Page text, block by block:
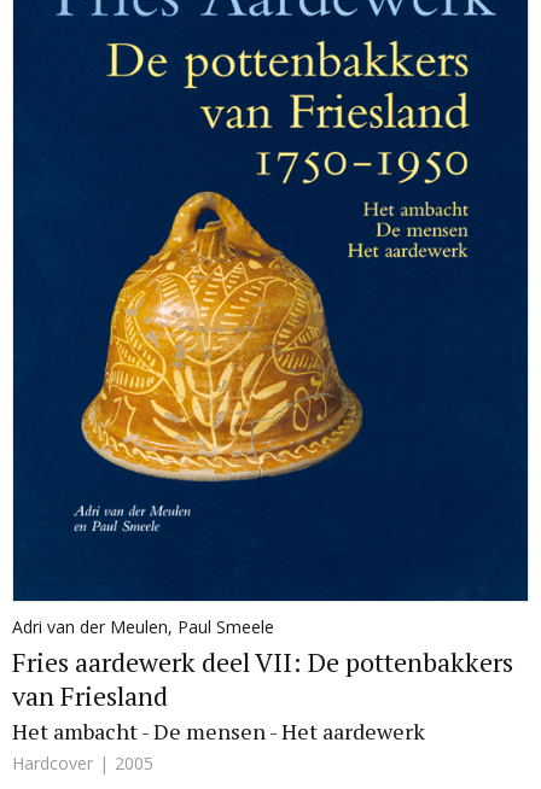
Adri van der Meulen, Paul Smeele
Fries aardewerk deel VII: De pottenbakkers
van Friesland
Het ambacht - De mensen - Het aardewerk
Hardcover 2005